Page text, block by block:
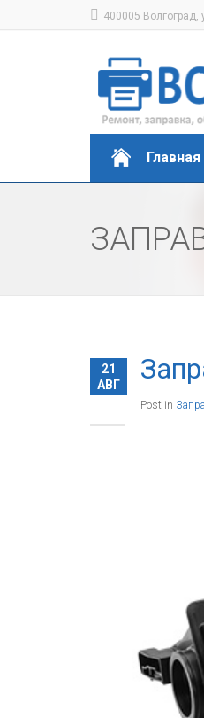
400005 Волгоград,
Главная
21
АВГ
Post in